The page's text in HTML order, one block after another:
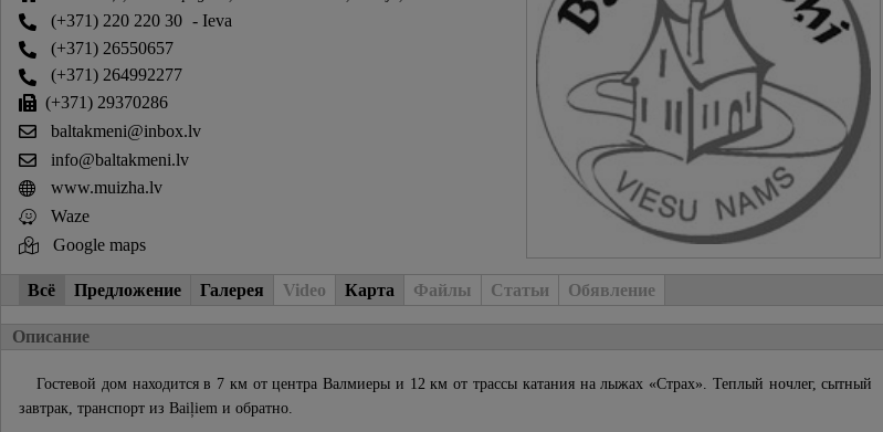
(+371) 220 220 30 - Ieva
(+371) 26550657
(+371) 264992277
(+371) 29370286
baltakmeni@inbox.lv
info@baltakmeni.lv
www.muizha.lv
Waze
Google maps
Всё Предложение Галерея Video Карта Файлы Статьи Обявление
Описание
Гостевой дом находится в 7 км от центра Валмиеры и 12 км от трассы катания на лыжах «Страх». Теплый ночлег, сытный
завтрак, транспорт из Baiļiem и обратно.